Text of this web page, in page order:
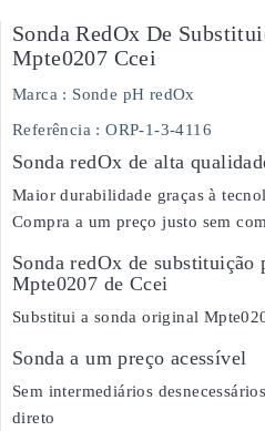
Sonda RedOx De
Mpte0207 Ccei
Marca : Sonde pH redOx
Referência : ORP-1-3-4116
Sonda redOx de alta
Maior durabilidade graças à
Compra a um preço justo sem
Sonda redOx de substituição
Mpte0207 de Ccei
Substitui a sonda original
Sonda a um preço acessível
Sem intermediários
direto